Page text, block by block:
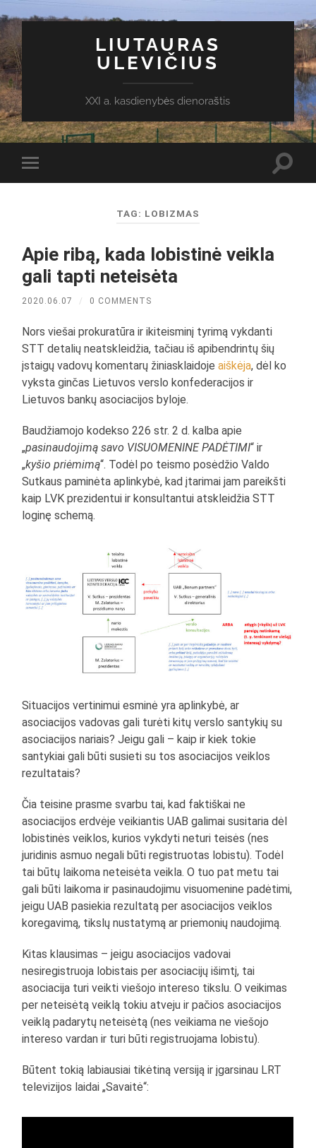
LIUTAURAS
ULEVIČIUS
XXI a. kasdienybės dienoraštis
Toggle
mobile
TAG: LOBIZMAS
Apie ribą, kada lobistinė veikla
gali tapti neteisėta
2020.06.07 / 0 COMMENTS
Nors viešai prokuratūra ir ikiteisminį tyrimą vykdanti
STT detalių neatskleidžia, tačiau iš apibendrintų šių
įstaigų vadovų komentarų žiniasklaidojeaiškėja, dėl ko
vyksta ginčas Lietuvos verslo konfederacijos ir
Lietuvos bankų asociacijos byloje.
Baudžiamojo kodekso 226 str. 2 d. kalba apie
„pasinaudojimą savo VISUOMENINE PADĖTIMI“ ir
„kyšio priėmimą“. Todėl po teismo posėdžio Valdo
Sutkaus paminėta aplinkybė, kad įtarimai jam pareikšti
kaip LVK prezidentui ir konsultantui atskleidžia STT
loginę schemą.
Situacijos vertinimui esminė yra aplinkybė, ar
asociacijos vadovas gali turėti kitų verslo santykių su
asociacijos nariais? Jeigu gali – kaip ir kiek tokie
santykiai gali būti susieti su tos asociacijos veiklos
rezultatais?
Čia teisine prasme svarbu tai, kad faktiškai ne
asociacijos erdvėje veikiantis UAB galimai susitaria dėl
lobistinės veiklos, kurios vykdyti neturi teisės (nes
juridinis asmuo negali būti registruotas lobistu). Todėl
tai būtų laikoma neteisėta veikla. O tuo pat metu tai
gali būti laikoma ir pasinaudojimu visuomenine padėtimi,
jeigu UAB pasiekia rezultatą per asociacijos veiklos
koregavimą, tikslų nustatymą ar priemonių naudojimą.
Kitas klausimas – jeigu asociacijos vadovai
nesiregistruoja lobistais per asociacijų išimtį, tai
asociacija turi veikti viešojo intereso tikslu. O veikimas
per neteisėtą veiklą tokiu atveju ir pačios asociacijos
veiklą padarytų neteisėtą (nes veikiama ne viešojo
intereso vardan ir turi būti registruojama lobistu).
Būtent tokią labiausiai tikėtiną versiją ir įgarsinau LRT
televizijos laidai „Savaitė“: